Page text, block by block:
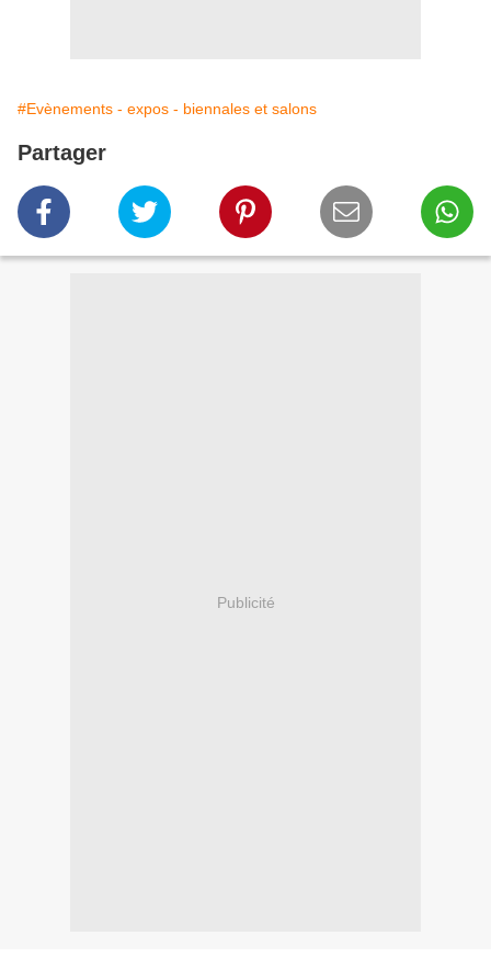
#Evènements - expos - biennales et salons
Partager
Publicité